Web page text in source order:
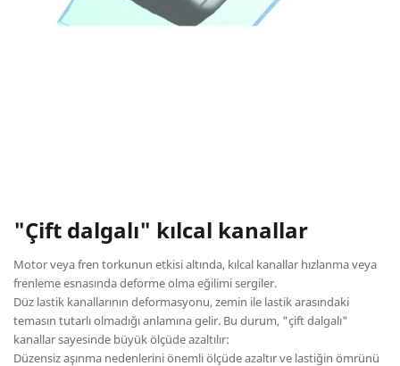
"Çift dalgalı" kılcal kanallar
Motor veya fren torkunun etkisi altında, kılcal kanallar hızlanma veya
frenleme esnasında deforme olma eğilimi sergiler.
Düz lastik kanallarının deformasyonu, zemin ile lastik arasındaki
temasın tutarlı olmadığı anlamına gelir. Bu durum, "çift dalgalı"
kanallar sayesinde büyük ölçüde azaltılır:
Düzensiz aşınma nedenlerini önemli ölçüde azaltır ve lastiğin ömrünü